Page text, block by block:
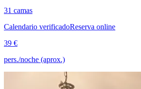
31 camas
Calendario verificadoReserva online
39 €
pers./noche (aprox.)